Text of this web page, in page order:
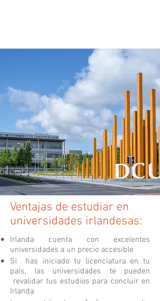
Ventajas de estudiar en
universidades irlandesas:
Irlanda cuenta con excelentes
universidades a un precio accesible
Si has iniciado tu licenciatura en tu
país, Ias universidades te pueden
revalidar tus estudios para concluir en
Irlanda